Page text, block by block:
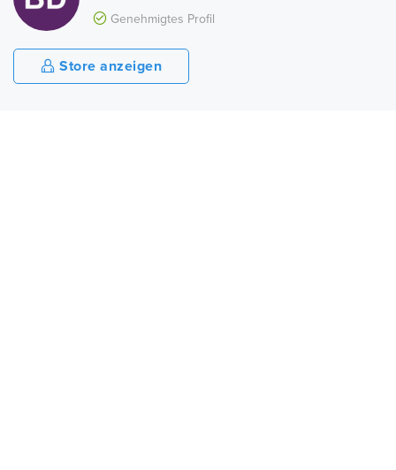
Genehmigtes Profil
Store anzeigen